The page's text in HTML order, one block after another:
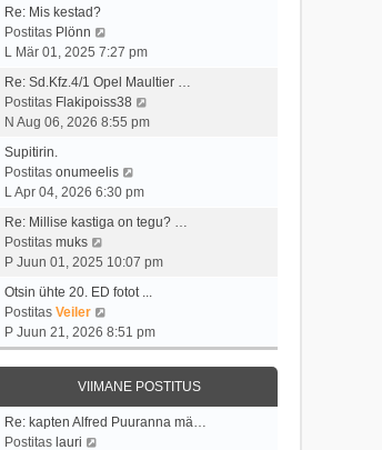
t
t
u
s
p
o
s
t
u
s
t
s
p
t
s
i
o
t
Re: Mis kestad?
Postitas Plönn
a
t
a
v
i
m
s
p
o
t
i
t
u
s
L Mär 01, 2025 7:27 pm
Re: Sd.Kfz.4/1 Opel Maultier …
Postitas Flakipoiss38
a
i
m
s
p
s
i
N Aug 06, 2026 8:55 pm
Supitirin.
Postitas onumeelis
a
t
v
i
m
a
s
t
p
o
L Apr 04, 2026 6:30 pm
Re: Millise kastiga on tegu? …
Postitas muks
a
t
a
v
i
a
P Juun 01, 2025 10:07 pm
Otsin ühte 20. ED fotot ...
Postitas Veiler
a
a
t
a
v
P Juun 21, 2026 8:51 pm
VIIMANE POSTITUS
Re: kapten Alfred Puuranna mä…
Postitas lauri